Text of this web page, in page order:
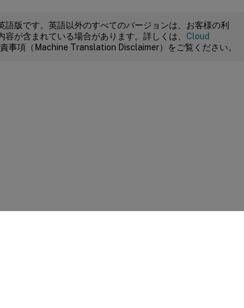
語版です。英語以外のすべてのバージョンは、お客様の利
が含まれている場合があります。詳しくは、 Cloud
事項（Machine Translation Disclaimer）をご覧ください。